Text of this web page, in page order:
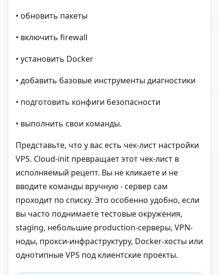
• обновить пакеты
• включить firewall
• установить Docker
• добавить базовые инструменты диагностики
• подготовить конфиги безопасности
• выполнить свои команды.
Представьте, что у вас есть чек-лист настройки
VPS. Cloud-init превращает этот чек-лист в
исполняемый рецепт. Вы не кликаете и не
вводите команды вручную - сервер сам
проходит по списку. Это особенно удобно, если
вы часто поднимаете тестовые окружения,
staging, небольшие production-серверы, VPN-
ноды, прокси-инфраструктуру, Docker-хосты или
однотипные VPS под клиентские проекты.